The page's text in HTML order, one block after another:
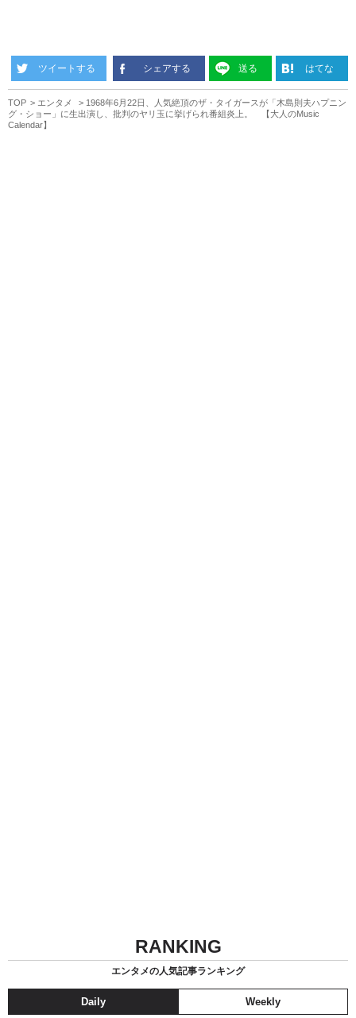
ツイートする シェアする 送る はてな
TOP エンタメ
1968年6月22日、人気絶頂のザ・タイガースが「木島則夫ハプニン
グ・ショー」に生出演し、批判のヤリ玉に挙げられ番組炎上。 【大人のMusic
Calendar】
RANKING
エンタメの人気記事ランキング
Daily Weekly